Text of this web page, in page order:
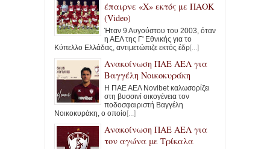
έπαιρνε «Χ» εκτός με ΠΑΟΚ
(Video)
Ήταν 9 Αυγούστου του 2003, όταν
η ΑΕΛ της Γ' Εθνικής για το
Κύπελλο Ελλάδας, αντιμετώπιζε εκτός έδρ[...]
Ανακοίνωση ΠΑΕ ΑΕΛ για
Βαγγέλη Νοικοκυράκη
Η ΠΑΕ ΑΕΛ Novibet καλωσορίζει
στη βυσσινί οικογένεια τον
ποδοσφαιριστή Βαγγέλη
Νοικοκυράκη, ο οποίο[...]
Ανακοίνωση ΠΑΕ ΑΕΛ για
τον αγώνα με Τρίκαλα